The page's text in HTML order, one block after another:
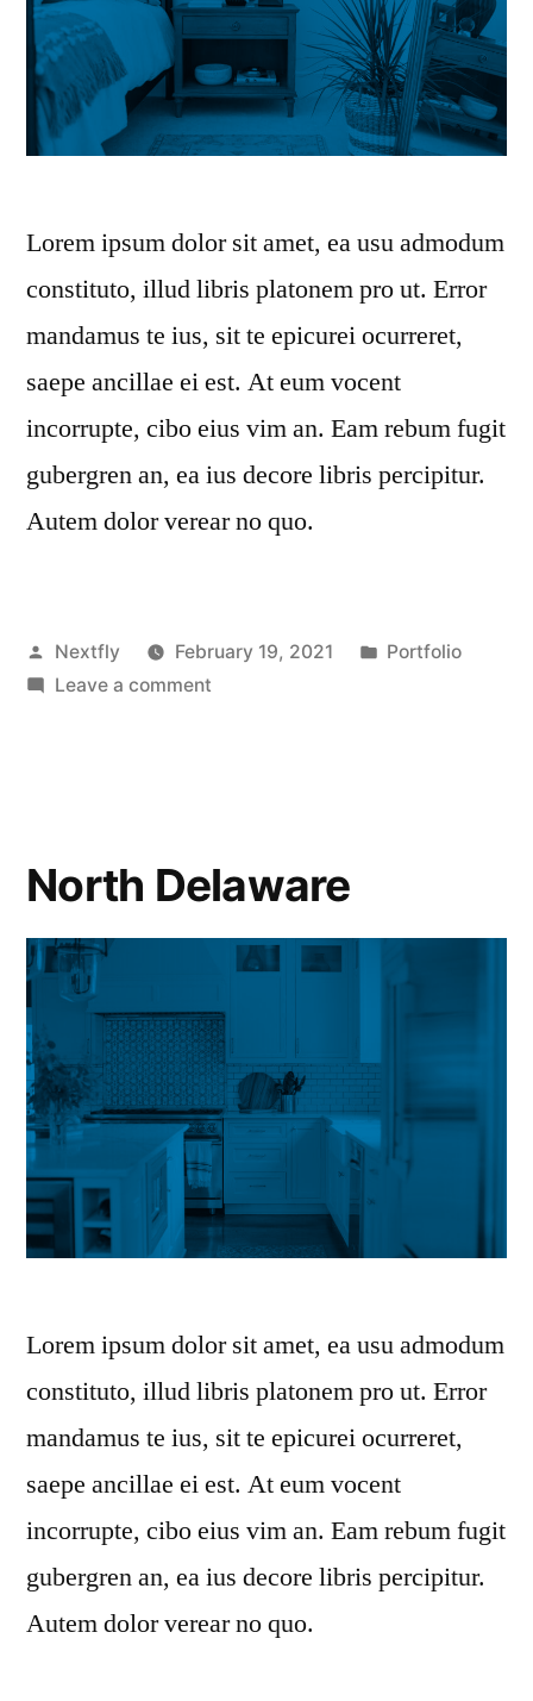
Lorem ipsum dolor sit amet, ea usu admodum
constituto, illud libris platonem pro ut. Error
mandamus te ius, sit te epicurei ocurreret,
saepe ancillae ei est. At eum vocent
incorrupte, cibo eius vim an. Eam rebum fugit
gubergren an, ea ius decore libris percipitur.
Autem dolor verear no quo.
Nextfly February 19, 2021
Portfolio
Leave a comment
North Delaware
Lorem ipsum dolor sit amet, ea usu admodum
constituto, illud libris platonem pro ut. Error
mandamus te ius, sit te epicurei ocurreret,
saepe ancillae ei est. At eum vocent
incorrupte, cibo eius vim an. Eam rebum fugit
gubergren an, ea ius decore libris percipitur.
Autem dolor verear no quo.